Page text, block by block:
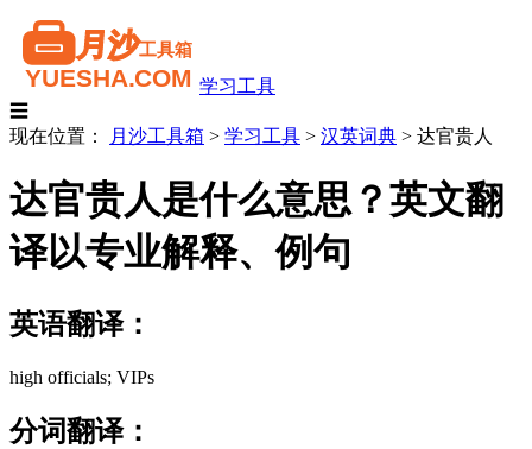
学习工具
☰
现在位置：
月沙工具箱 > 学习工具 > 汉英词典 > 达官贵人
达官贵人是什么意思？英文翻
译以专业解释、例句
英语翻译：
high officials; VIPs
分词翻译：